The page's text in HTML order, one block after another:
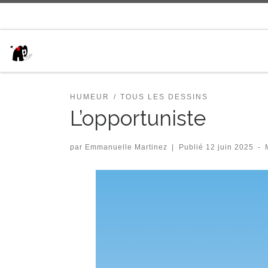
HUMEUR TOUS LES DESSINS
L’opportuniste
par Emmanuelle Martinez | Publié 12 juin 2025 -